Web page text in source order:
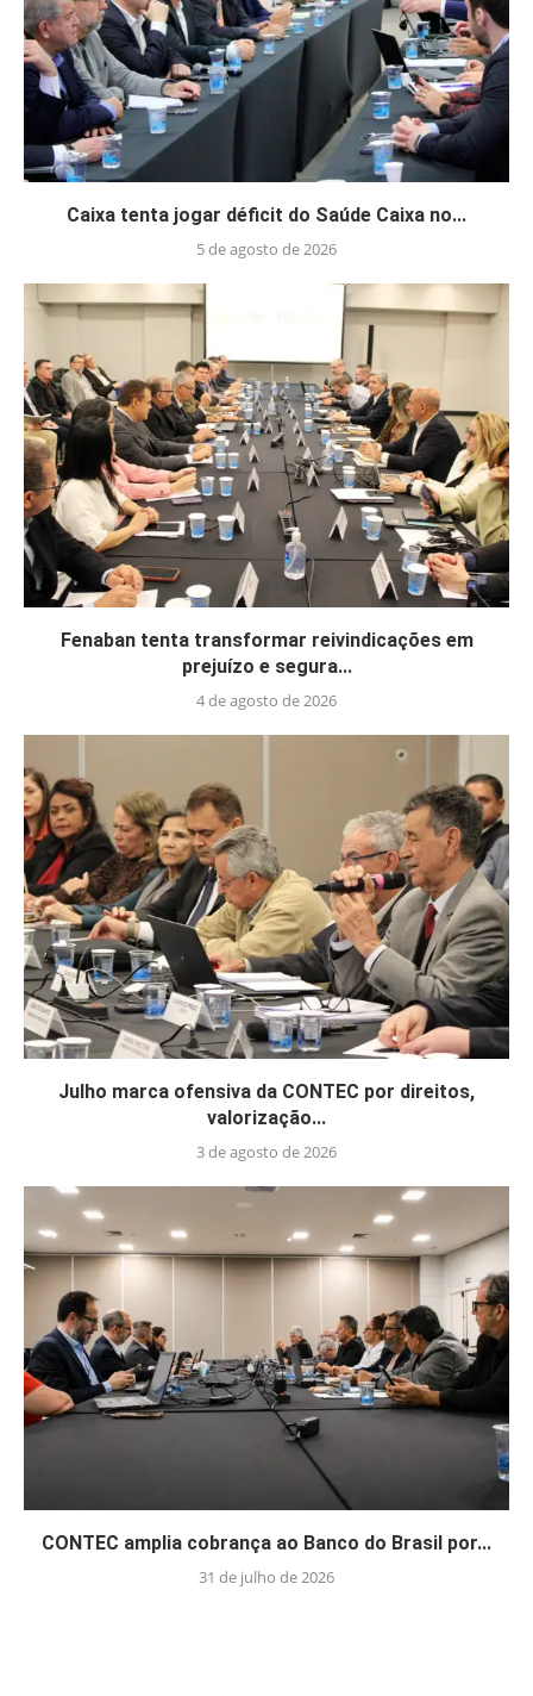
Caixa tenta jogar déficit do Saúde Caixa no...
5 de agosto de 2026
Fenaban tenta transformar reivindicações em
prejuízo e segura...
4 de agosto de 2026
Julho marca ofensiva da CONTEC por direitos,
valorização...
3 de agosto de 2026
CONTEC amplia cobrança ao Banco do Brasil por...
31 de julho de 2026